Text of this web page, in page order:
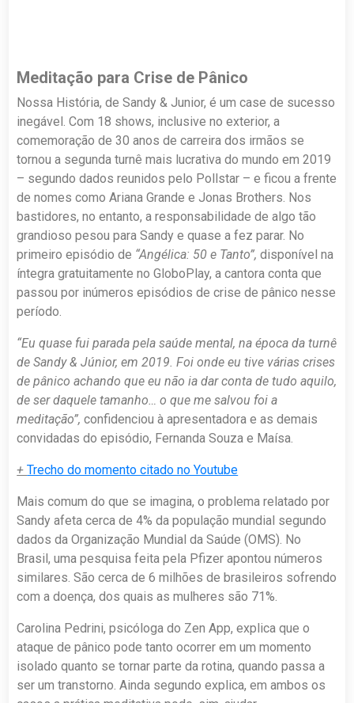
Meditação para Crise de Pânico
Nossa História, de Sandy & Junior, é um case de sucesso
inegável. Com 18 shows, inclusive no exterior, a
comemoração de 30 anos de carreira dos irmãos se
tornou a segunda turnê mais lucrativa do mundo em 2019
– segundo dados reunidos pelo Pollstar – e ficou a frente
de nomes como Ariana Grande e Jonas Brothers. Nos
bastidores, no entanto, a responsabilidade de algo tão
grandioso pesou para Sandy e quase a fez parar. No
primeiro episódio de “Angélica: 50 e Tanto”,disponível na
íntegra gratuitamente no GloboPlay, a cantora conta que
passou por inúmeros episódios de crise de pânico nesse
período.
“Eu quase fui parada pela saúde mental, na época da turnê
de Sandy & Júnior, em 2019. Foi onde eu tive várias crises
de pânico achando que eu não ia dar conta de tudo aquilo,
de ser daquele tamanho… o que me salvou foi a
meditação”,confidenciou à apresentadora e as demais
convidadas do episódio, Fernanda Souza e Maísa.
+Trecho do momento citado no Youtube
Mais comum do que se imagina, o problema relatado por
Sandy afeta cerca de 4% da população mundial segundo
dados da Organização Mundial da Saúde (OMS). No
Brasil, uma pesquisa feita pela Pfizer apontou números
similares. São cerca de 6 milhões de brasileiros sofrendo
com a doença, dos quais as mulheres são 71%.
Carolina Pedrini, psicóloga do Zen App, explica que o
ataque de pânico pode tanto ocorrer em um momento
isolado quanto se tornar parte da rotina, quando passa a
ser um transtorno. Ainda segundo explica, em ambos os